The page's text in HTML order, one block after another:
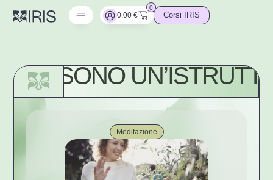
0,00 €
0
Corsi IRIS
SONO
Meditazione